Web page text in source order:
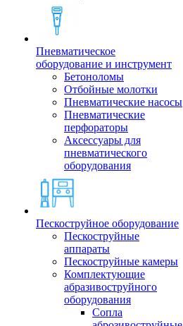
Пневматическое
оборудование и инструмент
Бетоноломы
Отбойные молотки
Пневматические насосы
Пневматические
перфораторы
Аксессуары для
пневматического
оборудования
Пескоструйное оборудование
Пескоструйные
аппараты
Пескоструйные камеры
Комплектующие
абразивоструйного
оборудования
Сопла